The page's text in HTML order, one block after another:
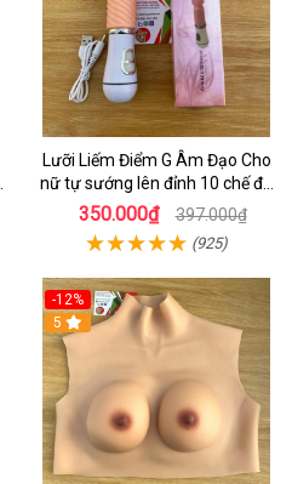
Lưỡi Liếm Điểm G Âm Đạo Cho
nữ tự sướng lên đỉnh 10 chế độ
rung giá tốt
350.000₫ 397.000₫
(925)
-12%
5